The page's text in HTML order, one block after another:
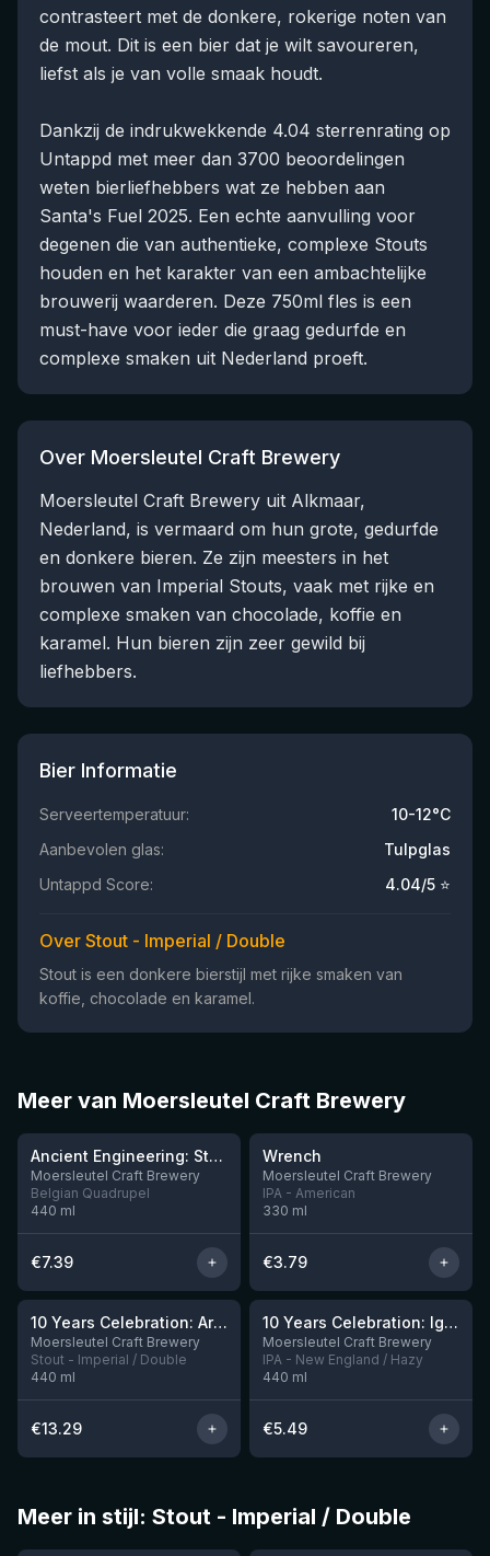
contrasteert met de donkere, rokerige noten van
de mout. Dit is een bier dat je wilt savoureren,
liefst als je van volle smaak houdt.
Dankzij de indrukwekkende 4.04 sterrenrating op
Untappd met meer dan 3700 beoordelingen
weten bierliefhebbers wat ze hebben aan
Santa's Fuel 2025. Een echte aanvulling voor
degenen die van authentieke, complexe Stouts
houden en het karakter van een ambachtelijke
brouwerij waarderen. Deze 750ml fles is een
must-have voor ieder die graag gedurfde en
complexe smaken uit Nederland proeft.
Over Moersleutel Craft Brewery
Moersleutel Craft Brewery uit Alkmaar,
Nederland, is vermaard om hun grote, gedurfde
en donkere bieren. Ze zijn meesters in het
brouwen van Imperial Stouts, vaak met rijke en
complexe smaken van chocolade, koffie en
karamel. Hun bieren zijn zeer gewild bij
liefhebbers.
Bier Informatie
Serveertemperatuur:
10-12°C
Aanbevolen glas:
Tulpglas
Untappd Score:
4.04/5 ⭐
Over Stout - Imperial / Double
Stout is een donkere bierstijl met rijke smaken van
koffie, chocolade en karamel.
Meer van Moersleutel Craft Brewery
★3.91
Ancient Engineering: Stone Quern
Moersleutel Craft Brewery
Belgian Quadrupel
440 ml
€7.39
★3.61
Wrench
Moersleutel Craft Brewery
IPA - American
330 ml
€3.79
10 Years Celebration: Arrival
Moersleutel Craft Brewery
Stout - Imperial / Double
440 ml
€13.29
Nog 310 Years Celebration: Ignition
Moersleutel Craft Brewery
IPA - New England / Hazy
440 ml
€5.49
Meer in stijl: Stout - Imperial / Double
★3.95 ★4.3